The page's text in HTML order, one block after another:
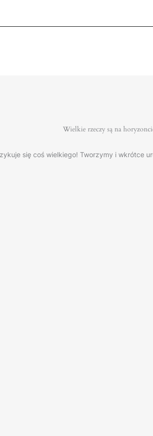
Wielkie rzeczy są na
się coś wielkiego! Tworzymy i wkrótce